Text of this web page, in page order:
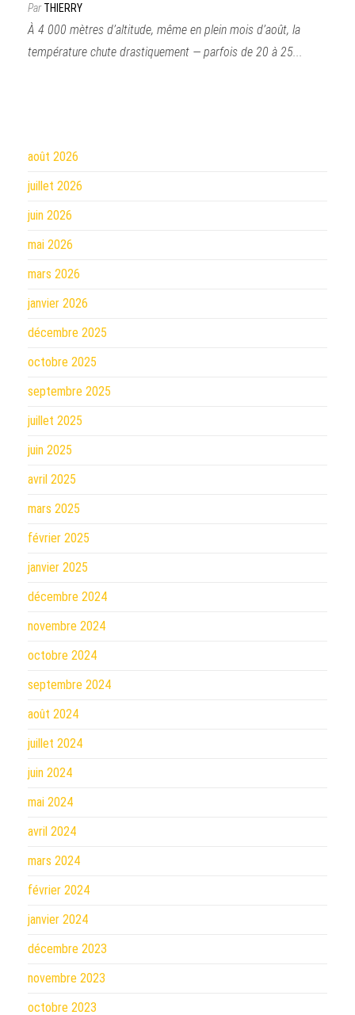
ParTHIERRY
À 4 000 mètres d’altitude, même en plein mois d’août, la
température chute drastiquement — parfois de 20 à 25...
août 2026
juillet 2026
juin 2026
mai 2026
mars 2026
janvier 2026
décembre 2025
octobre 2025
septembre 2025
juillet 2025
juin 2025
avril 2025
mars 2025
février 2025
janvier 2025
décembre 2024
novembre 2024
octobre 2024
septembre 2024
août 2024
juillet 2024
juin 2024
mai 2024
avril 2024
mars 2024
février 2024
janvier 2024
décembre 2023
novembre 2023
octobre 2023